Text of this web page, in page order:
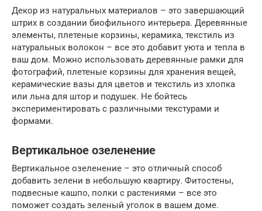
Декор из натуральных материалов – это завершающий
штрих в создании биофильного интерьера. Деревянные
элементы, плетеные корзины, керамика, текстиль из
натуральных волокон – все это добавит уюта и тепла в
ваш дом. Можно использовать деревянные рамки для
фотографий, плетеные корзины для хранения вещей,
керамические вазы для цветов и текстиль из хлопка
или льна для штор и подушек. Не бойтесь
экспериментировать с различными текстурами и
формами.
Вертикальное озеленение
Вертикальное озеленение – это отличный способ
добавить зелени в небольшую квартиру. Фитостены,
подвесные кашпо, полки с растениями – все это
поможет создать зеленый уголок в вашем доме.